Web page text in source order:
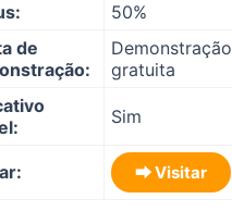
50%
de
Demonstração
gratuita
Sim
⮕ Visitar